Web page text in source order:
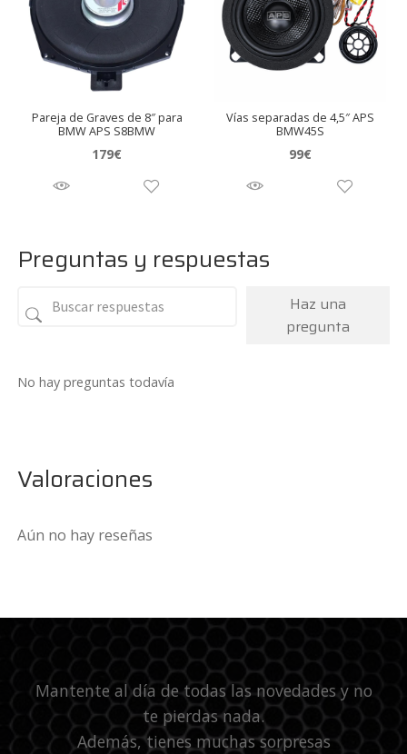
Pareja de Graves de 8″ para
BMW APS S8BMW
179€
Vías separadas de 4,5″ APS
BMW45S
99€
Preguntas y respuestas
Haz una
pregunta
No hay preguntas todavía
Valoraciones
Aún no hay reseñas
Mantente al día de todas las novedades y no
te pierdas nada.
Además, tienes muchas sorpresas